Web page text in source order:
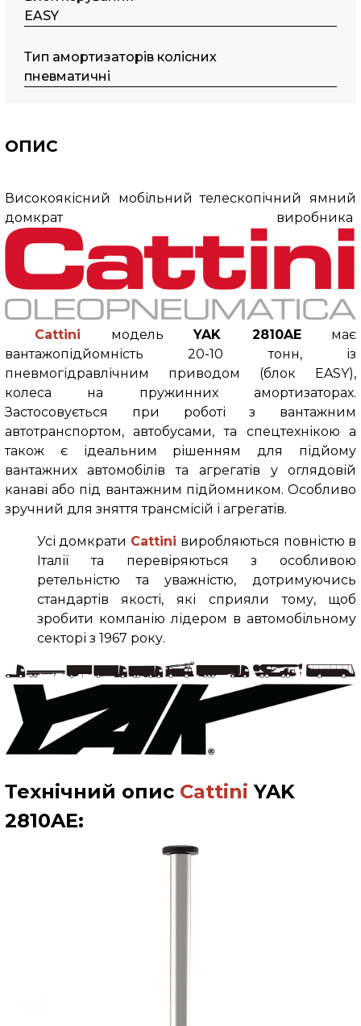
EASY
Тип амортизаторів колісних
пневматичні
ОПИС
Високоякісний мобільний телескопічний ямний
домкрат виробника
Cattini модельYAK 2810AEмає
вантажопідйомність 20-10 тонн, із
пневмогідравлічним приводом (блок EASY),
колеса на пружинних амортизаторах.
Застосовується при роботі з вантажним
автотранспортом, автобусами, та спецтехнікою а
також є ідеальним рішенням для підйому
вантажних автомобілів та агрегатів у оглядовій
канаві або під вантажним підйомником. Особливо
зручний для зняття трансмісій і агрегатів.
Усі домкрати Cattini виробляються повністю в
Італії та перевіряються з особливою
ретельністю та уважністю, дотримуючись
стандартів якості, які сприяли тому, щоб
зробити компанію лідером в автомобільному
секторі з 1967 року.
Технічний опис CattiniYAK
2810AE: